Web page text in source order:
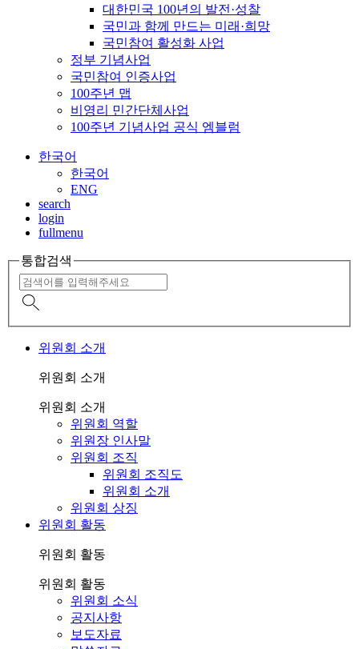
대한민국 100년의 발전·성찰
국민과 함께 만드는 미래·희망
국민참여 활성화 사업
정부 기념사업
국민참여 인증사업
100주년 맵
비영리 민간단체사업
100주년 기념사업 공식 엠블럼
한국어
한국어
ENG
search
login
fullmenu
통합검색
위원회 소개
위원회 소개
위원회 소개
위원회 역할
위원장 인사말
위원회 조직
위원회 조직도
위원회 소개
위원회 상징
위원회 활동
위원회 활동
위원회 활동
위원회 소식
공지사항
보도자료